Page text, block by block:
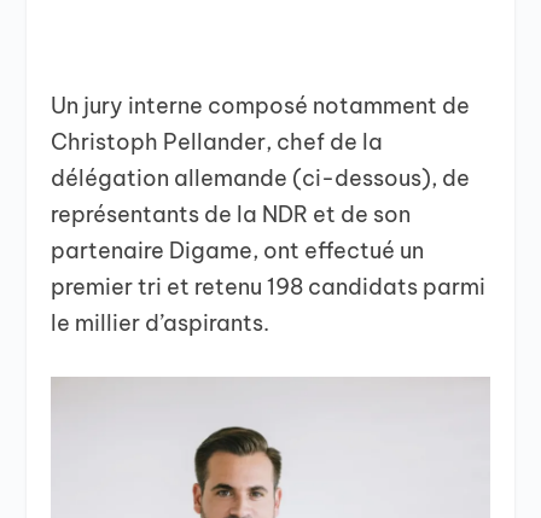
Un jury interne composé notamment de
Christoph Pellander, chef de la
délégation allemande (ci-dessous), de
représentants de la NDR et de son
partenaire Digame, ont effectué un
premier tri et retenu 198 candidats parmi
le millier d’aspirants.